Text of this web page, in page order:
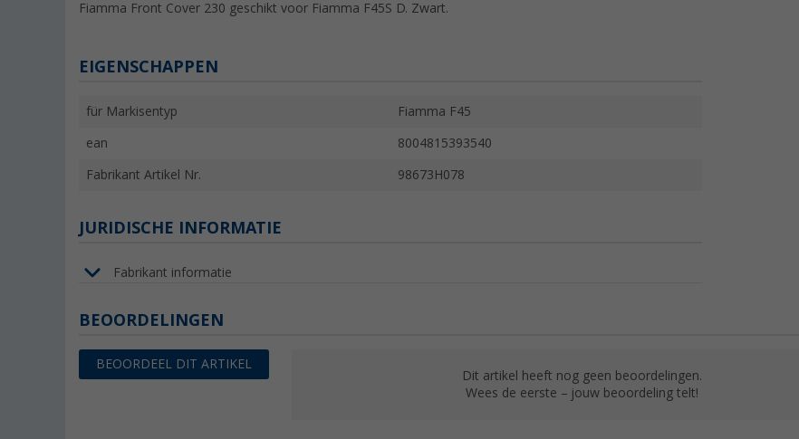
Fiamma Front Cover 230 geschikt voor Fiamma F45S D. Zwart.
EIGENSCHAPPEN
für Markisentyp Fiamma F45
ean 8004815393540
Fabrikant Artikel Nr. 98673H078
JURIDISCHE INFORMATIE
Fabrikant informatie
BEOORDELINGEN
BEOORDEEL DIT ARTIKEL
Dit artikel heeft nog geen beoordelingen.
Wees de eerste – jouw beoordeling telt!